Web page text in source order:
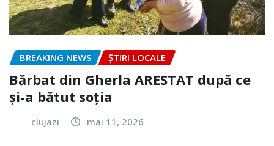
BREAKING NEWS ȘTIRI LOCALE
Bărbat din Gherla ARESTAT după ce
și-a bătut soția
clujazi mai 11, 2026